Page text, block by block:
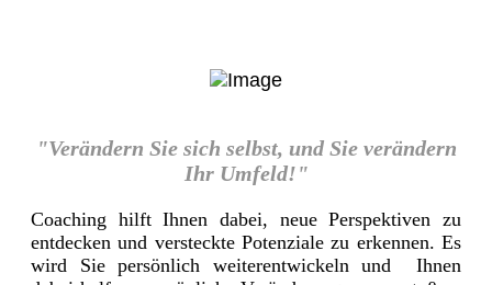
"Verändern Sie sich selbst, und Sie verändern
Ihr Umfeld!"
Coaching hilft Ihnen dabei, neue Perspektiven zu
entdecken und versteckte Potenziale zu erkennen. Es
wird Sie persönlich weiterentwickeln und Ihnen